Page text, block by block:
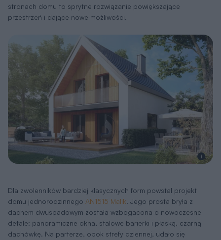
stronach domu to sprytne rozwiązanie powiększające
przestrzeń i dające nowe możliwości.
i
Dla zwolenników bardziej klasycznych form powstał projekt
domu jednorodzinnego AN1515 Malik. Jego prosta bryła z
dachem dwuspadowym została wzbogacona o nowoczesne
detale: panoramiczne okna, stalowe barierki i płaską, czarną
dachówkę. Na parterze, obok strefy dziennej, udało się